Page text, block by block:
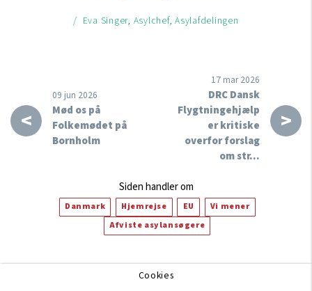
/ Eva Singer, Asylchef, Asylafdelingen
<
09 jun 2026
Mød os på
Folkemødet på
Bornholm
>
17 mar 2026
DRC Dansk
Flygtningehjælp
er kritiske
overfor forslag
om str…
Siden handler om
Danmark Hjemrejse EU
Vi mener
Afviste asylansøgere
Cookies